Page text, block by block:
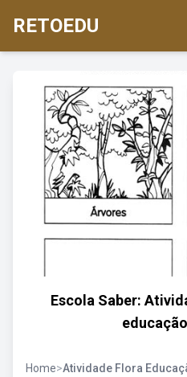
RETOEDU
Escola Saber:
Home>Atividade Flora